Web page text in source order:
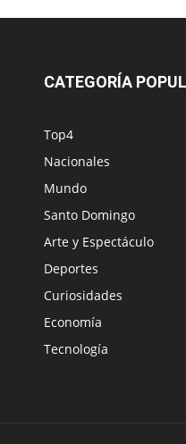
CATEGORÍA
Top4
Nacionales
Mundo
Santo Domingo
Arte y Espectáculo
Deportes
Curiosidades
Economía
Tecnología